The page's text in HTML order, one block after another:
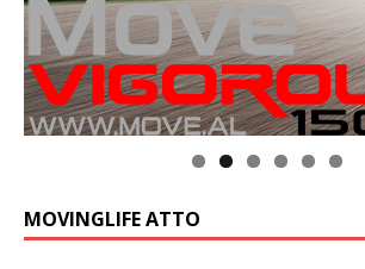
MOVINGLIFE ATTO